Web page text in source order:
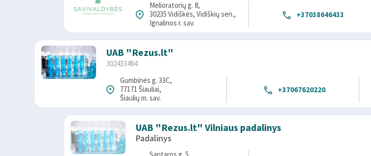
Melioratorių g. 8,
30235 Vidiškės, Vidiškių sen.,
Ignalinos r. sav.
+37038646433
UAB "Rezus.lt"
302433494
Gumbinės g. 33C,
77171 Šiauliai,
Šiaulių m. sav.
+37067620220
UAB "Rezus.lt" Vilniaus padalinys
Padalinys